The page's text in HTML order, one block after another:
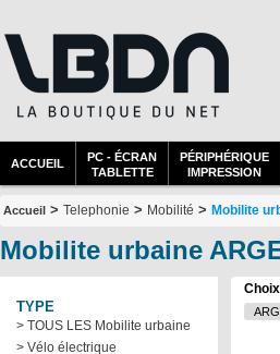
ACCUEIL
PC - ÉCRAN
TABLETTE
PÉRIPHÉRIQUE
IMPRESSION
Accueil > Telephonie > Mobilité > Mobilite
Mobilite urbaine
TYPE
> TOUS LES Mobilite urbaine
> Vélo électrique